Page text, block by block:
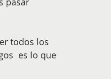
todos los
es lo que